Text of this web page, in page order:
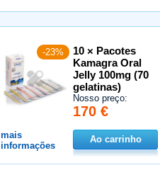
-23%
10 × Pacotes
Kamagra Oral
Jelly 100mg (70
gelatinas)
Nosso preço:
170 €
mais
informações
Ao carrinho